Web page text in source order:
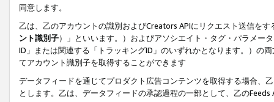
同意します。
乙は、乙のアカウントの識別およびCreators APIにリクエスト送信を
ント識別子）」といいます。）およびアソシエイト・タグ・パラメー
ID」または関連する「トラッキングID」のいずれかとなります。）の
てアカウント識別子を取得することができます
データフィードを通じてプロダクト広告コンテンツを取得する場合、
とします。乙は、データフィードの承認過程の一部として、乙の